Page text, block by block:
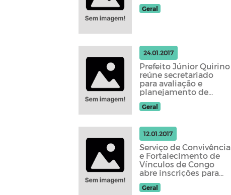
Geral
24.01.2017
Prefeito Júnior Quirino
reúne secretariado
para avaliação e
planejamento de
metas
Geral
12.01.2017
Serviço de Convivência
e Fortalecimento de
Vínculos de Congo
abre inscrições para
2017
Geral